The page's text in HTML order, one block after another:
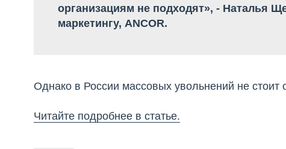
организациям не подходят», - Наталья
маркетингу, ANCOR.
Однако в России массовых увольнений не
Читайте подробнее в статье.